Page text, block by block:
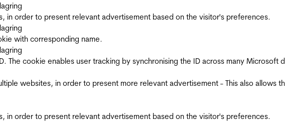
in order to present relevant advertisement based on the visitor's preferences.
with corresponding name.
The cookie enables user tracking by synchronising the ID across many Microsoft
websites, in order to present more relevant advertisement - This also allows
in order to present relevant advertisement based on the visitor's preferences.